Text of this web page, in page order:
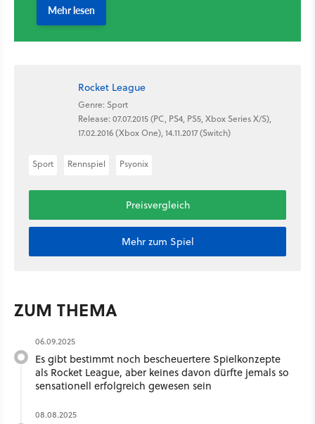
Rocket League
Genre: Sport
Release: 07.07.2015 (PC, PS4, PS5, Xbox Series X/S),
17.02.2016 (Xbox One), 14.11.2017 (Switch)
Sport Rennspiel Psyonix
Preisvergleich
Mehr zum Spiel
ZUM THEMA
06.09.2025
Es gibt bestimmt noch bescheuertere Spielkonzepte
als Rocket League, aber keines davon dürfte jemals so
sensationell erfolgreich gewesen sein
08.08.2025